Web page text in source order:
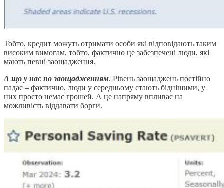
Тобто, кредит можуть отримати особи які відповідають таким
високим вимогам, тобто, фактично це забезпечені люди, які
мають певні заощадження.
А що у нас по заощадженням. Рівень заощаджень постійно
падає – фактично, люди у середньому стають біднішими, у
них просто немає грошей. А це напряму впливає на
можливість віддавати борги.